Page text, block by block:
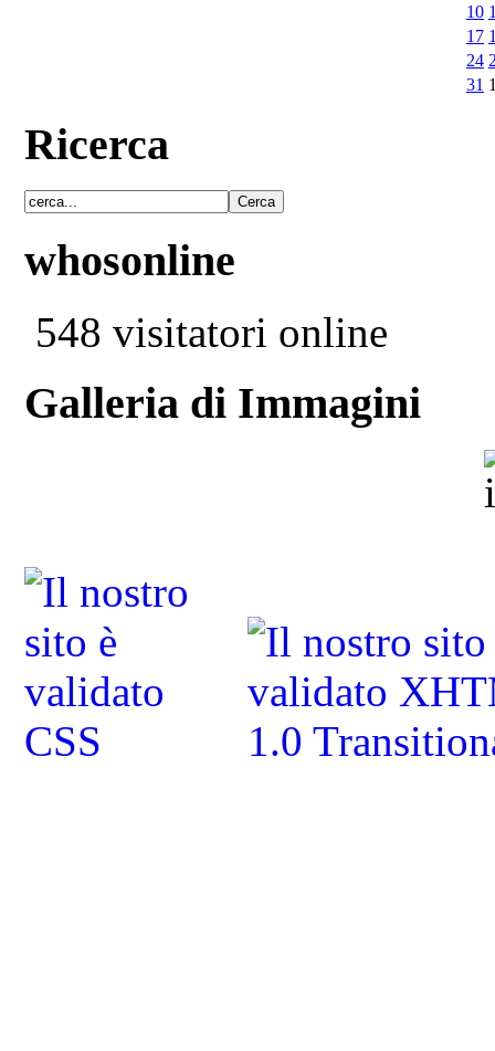
10
17
24
31
Ricerca
whosonline
548 visitatori online
Galleria di Immagini